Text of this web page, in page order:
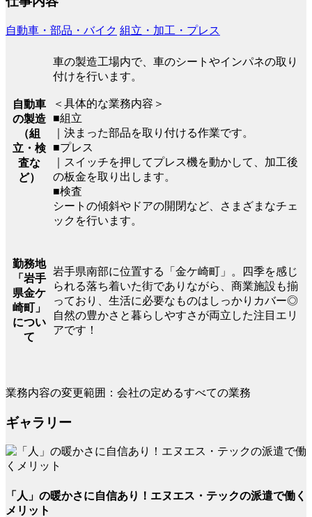
自動車・部品・バイク 組立・加工・プレス
自動車
の製造
（組
立・検
査な
ど）
車の製造工場内で、車のシートやインパネの取り
付けを行います。
＜具体的な業務内容＞
■組立
｜決まった部品を取り付ける作業です。
■プレス
｜スイッチを押してプレス機を動かして、加工後
の板金を取り出します。
■検査
シートの傾斜やドアの開閉など、さまざまなチェ
ックを行います。
勤務地
「岩手
県金ケ
崎町」
につい
て
岩手県南部に位置する「金ケ崎町」。四季を感じ
られる落ち着いた街でありながら、商業施設も揃
っており、生活に必要なものはしっかりカバー◎
自然の豊かさと暮らしやすさが両立した注目エリ
アです！
業務内容の変更範囲：会社の定めるすべての業務
ギャラリー
「人」の暖かさに自信あり！エヌエス・テックの派遣で働く
メリット